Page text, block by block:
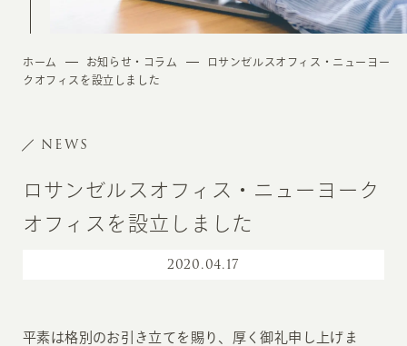
ホーム お知らせ・コラム
ロサンゼルスオフィス・ニューヨー
クオフィスを設立しました
NEWS
ロサンゼルスオフィス・ニューヨーク
オフィスを設立しました
2020.04.17
平素は格別のお引き立てを賜り、厚く御礼申し上げま